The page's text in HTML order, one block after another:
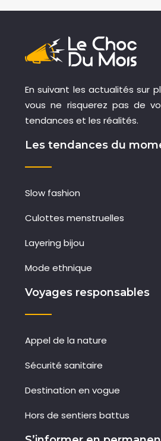
En suivant les actualités sur
vous ne risquerez pas de
tendances et les réalités.
Les tendances du
Slow fashion
Culottes menstruelles
Layering bijou
Mode ethnique
Voyages responsables
Appel de la nature
Sécurité sanitaire
Destination en vogue
Hors de sentiers battus